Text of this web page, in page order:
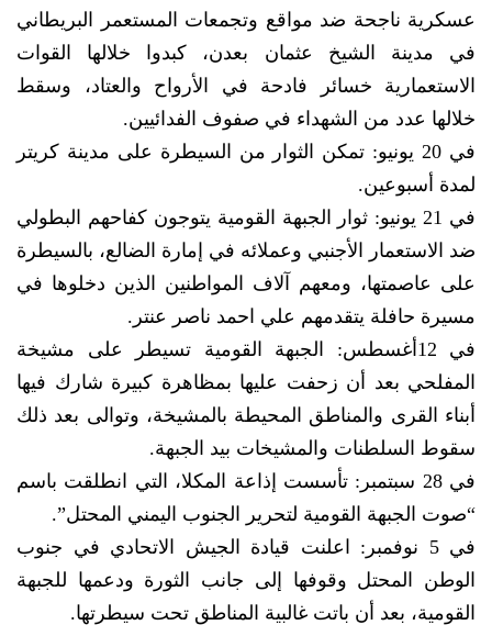
عسكرية ناجحة ضد مواقع وتجمعات المستعمر البريطاني
في مدينة الشيخ عثمان بعدن، كبدوا خلالها القوات
الاستعمارية خسائر فادحة في الأرواح والعتاد، وسقط
خلالها عدد من الشهداء في صفوف الفدائيين.
في 20 يونيو: تمكن الثوار من السيطرة على مدينة كريتر
لمدة أسبوعين.
في 21 يونيو: ثوار الجبهة القومية يتوجون كفاحهم البطولي
ضد الاستعمار الأجنبي وعملائه في إمارة الضالع، بالسيطرة
على عاصمتها، ومعهم آلاف المواطنين الذين دخلوها في
مسيرة حافلة يتقدمهم علي احمد ناصر عنتر.
في 12أغسطس: الجبهة القومية تسيطر على مشيخة
المفلحي بعد أن زحفت عليها بمظاهرة كبيرة شارك فيها
أبناء القرى والمناطق المحيطة بالمشيخة، وتوالى بعد ذلك
سقوط السلطنات والمشيخات بيد الجبهة.
في 28 سبتمبر: تأسست إذاعة المكلا، التي انطلقت باسم
“صوت الجبهة القومية لتحرير الجنوب اليمني المحتل”.
في 5 نوفمبر: اعلنت قيادة الجيش الاتحادي في جنوب
الوطن المحتل وقوفها إلى جانب الثورة ودعمها للجبهة
القومية، بعد أن باتت غالبية المناطق تحت سيطرتها.